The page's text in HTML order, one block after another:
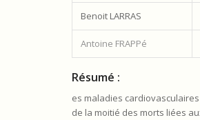
Benoit LARRAS
Antoine FRAPPé
Résumé :
es maladies
de la moitié des morts liées